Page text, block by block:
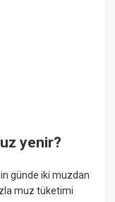
yenir?
günde iki muzdan
muz tüketimi